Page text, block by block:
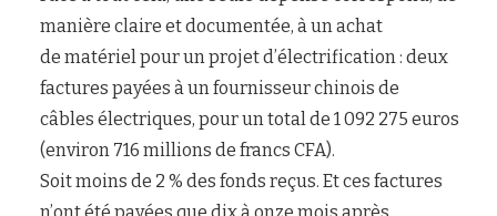
manière claire et documentée, à un achat
de matériel pour un projet d’électrification : deux
factures payées à un fournisseur chinois de
câbles électriques, pour un total de 1 092 275 euros
(environ 716 millions de francs CFA).
Soit moins de 2 % des fonds reçus. Et ces factures